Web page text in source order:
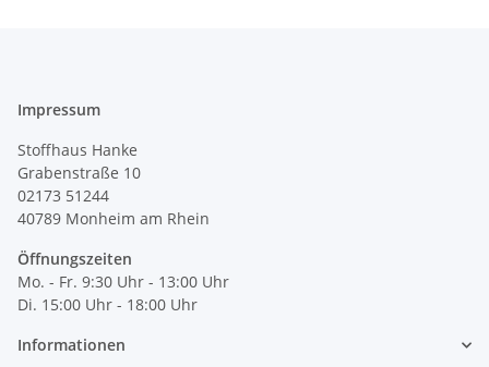
Impressum
Stoffhaus Hanke
Grabenstraße 10
02173 51244
40789 Monheim am Rhein
Öffnungszeiten
Mo. - Fr. 9:30 Uhr - 13:00 Uhr
Di. 15:00 Uhr - 18:00 Uhr
Informationen